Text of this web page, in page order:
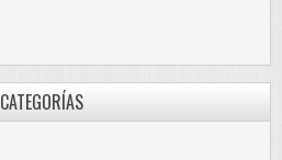
CATEGORÍAS